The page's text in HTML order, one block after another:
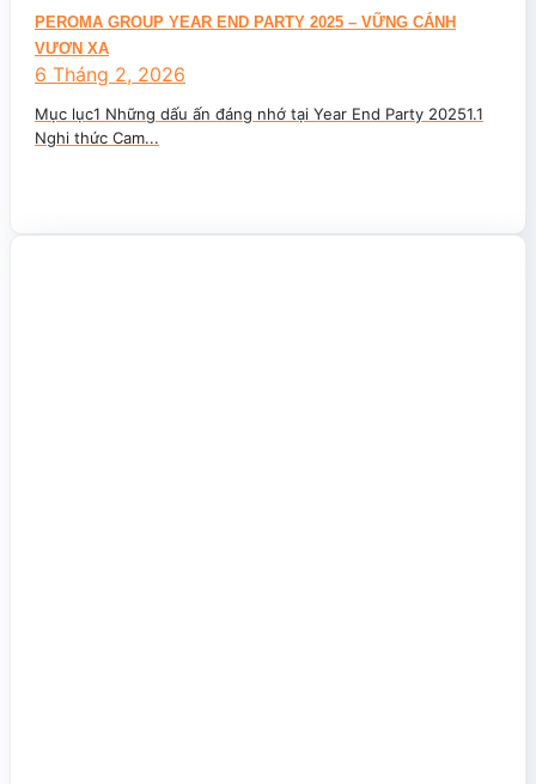
PEROMA GROUP YEAR END PARTY 2025 – VỮNG CÁNH
VƯƠN XA
6 Tháng 2, 2026
Mục lục1 Những dấu ấn đáng nhớ tại Year End Party 20251.1
Nghi thức Cam...